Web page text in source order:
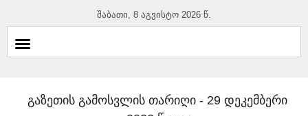
შაბათი, 8 აგვისტო 2026 წ.
გაზეთის გამოსვლის თარიღი - 29 დეკემბერი